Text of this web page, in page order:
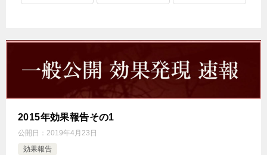
2015年効果報告その1
公開日： 2019年4月23日
効果報告